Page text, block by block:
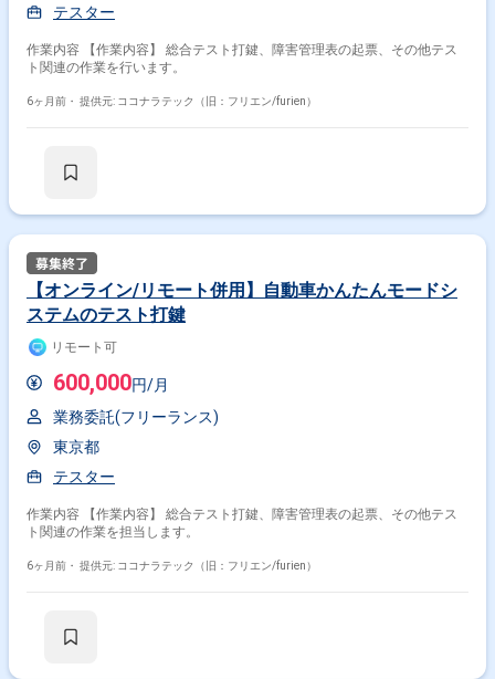
テスター
作業内容 【作業内容】 総合テスト打鍵、障害管理表の起票、その他テス
ト関連の作業を行います。
6ヶ月前・ 提供元: ココナラテック（旧：フリエン/furien）
【オンライン/リモート併用】自動車かんたんモードシ
ステムのテスト打鍵
リモート可
600,000円/月
業務委託(フリーランス)
東京都
テスター
作業内容 【作業内容】 総合テスト打鍵、障害管理表の起票、その他テス
ト関連の作業を担当します。
6ヶ月前・ 提供元: ココナラテック（旧：フリエン/furien）
Java SQL Linux
Android
TypeScript C# Windows
QAエンジニア
スマホアプリエンジニア
PMO